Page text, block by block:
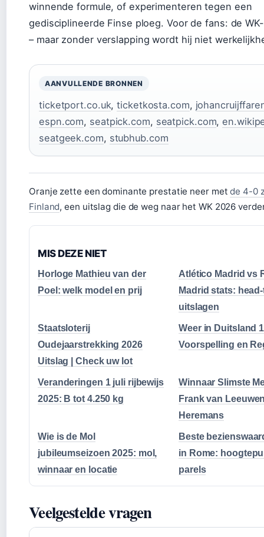
winnende formule, of experimenteren tegen een
gedisciplineerde Finse ploeg. Voor de fans: de
– maar zonder verslapping wordt hij niet
AANVULLENDE BRONNEN
ticketport.co.uk,ticketkosta.com,
espn.com, seatpick.com, seatpick.com,
seatgeek.com, stubhub.com
Oranje zette een dominante prestatie neer metde 4-0
Finland, een uitslag die de weg naar het WK 2026
MIS DEZE NIET
Horloge Mathieu van der
Poel: welk model en prij
Atlético Madrid vs
Madrid stats:
uitslagen
Staatsloterij
Oudejaarstrekking 2026
Uitslag | Check uw lot
Weer in Duitsland
Voorspelling en
Veranderingen 1 juli rijbewijs
2025: B tot 4.250 kg
Winnaar Slimste
Frank van
Heremans
Wie is de Mol
jubileumseizoen 2025: mol,
winnaar en locatie
Beste
in Rome:
parels
Veelgestelde vragen